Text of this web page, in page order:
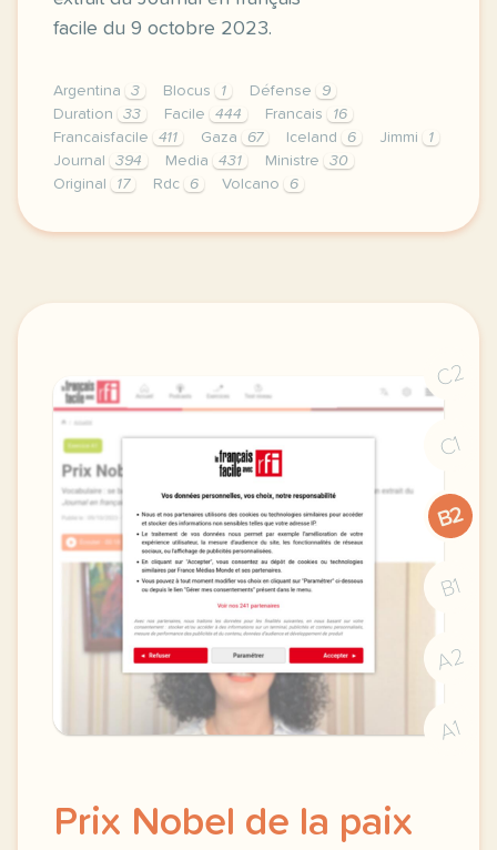
facile du 9 octobre 2023.
Argentina 3 Blocus 1 Défense
9
Duration
33 Facile 444 Francais
16
Francaisfacile
411 Gaza 67 Iceland 6 Jimmi
1
Journal
394 Media 431 Ministre
30
Original
17 Rdc 6 Volcano 6
exercice b2 blocus de la bande de gaza
C2
C1
B2
B1
A2
A1
Prix Nobel de la paix